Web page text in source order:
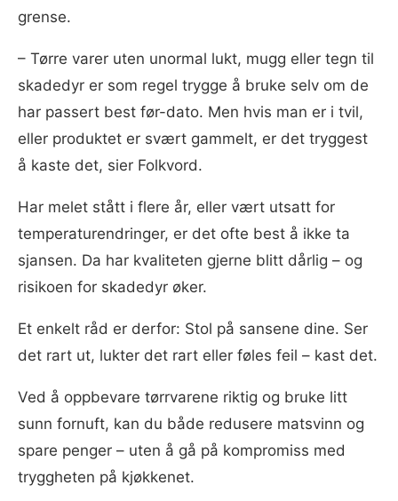
grense.
– Tørre varer uten unormal lukt, mugg eller tegn til
skadedyr er som regel trygge å bruke selv om de
har passert best før-dato. Men hvis man er i tvil,
eller produktet er svært gammelt, er det tryggest
å kaste det, sier Folkvord.
Har melet stått i flere år, eller vært utsatt for
temperaturendringer, er det ofte best å ikke ta
sjansen. Da har kvaliteten gjerne blitt dårlig – og
risikoen for skadedyr øker.
Et enkelt råd er derfor: Stol på sansene dine. Ser
det rart ut, lukter det rart eller føles feil – kast det.
Ved å oppbevare tørrvarene riktig og bruke litt
sunn fornuft, kan du både redusere matsvinn og
spare penger – uten å gå på kompromiss med
tryggheten på kjøkkenet.